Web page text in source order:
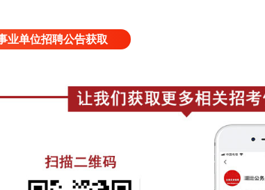
业单位招聘公告获取